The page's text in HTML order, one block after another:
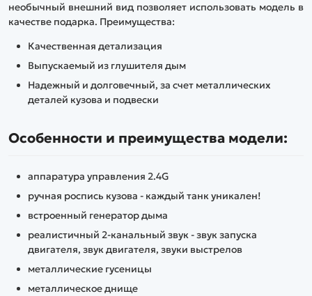
необычный внешний вид позволяет использовать модель в
качестве подарка. Преимущества:
Качественная детализация
Выпускаемый из глушителя дым
Надежный и долговечный, за счет металлических
деталей кузова и подвески
Особенности и преимущества модели:
аппаратура управления 2.4G
ручная роспись кузова - каждый танк уникален!
встроенный генератор дыма
реалистичный 2-канальный звук - звук запуска
двигателя, звук двигателя, звуки выстрелов
металлические гусеницы
металлическое днище